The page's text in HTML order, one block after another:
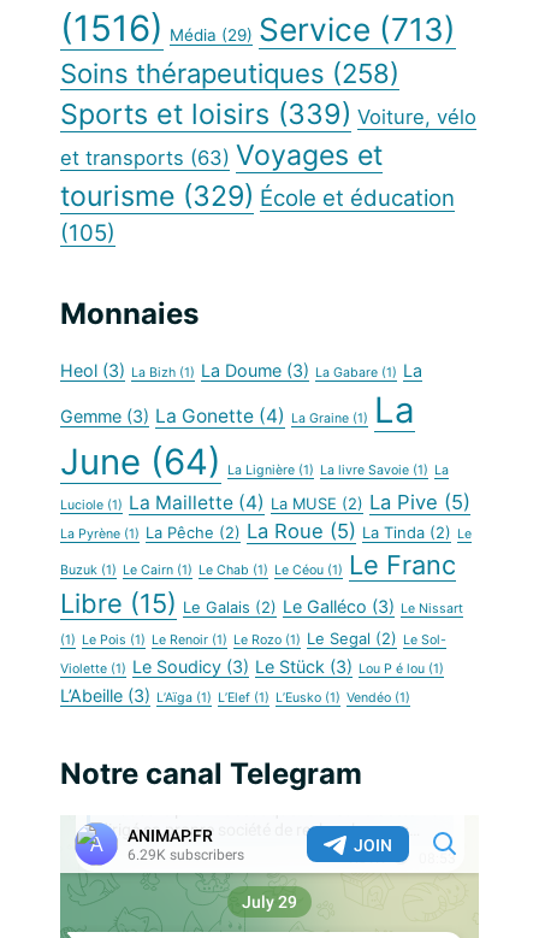
(1516) Média (29) Service (713)
Soins thérapeutiques (258)
Sports et loisirs (339) Voiture, vélo
et transports (63) Voyages et
tourisme (329) École et éducation
(105)
Monnaies
Heol (3) La Bizh (1) La Doume (3) La Gabare (1) La
Gemme (3) La Gonette (4) La Graine (1)
La
June (64) La Lignière (1) La livre Savoie (1) La
Luciole (1) La Maillette (4) La MUSE (2) La Pive (5)
La Pyrène (1) La Pêche (2) La Roue (5) La Tinda (2) Le
Buzuk (1) Le Cairn (1) Le Chab (1) Le Céou (1)
Le Franc
Libre (15) Le Galais (2) Le Galléco (3) Le Nissart
(1) Le Pois (1) Le Renoir (1) Le Rozo (1) Le Segal (2) Le Sol-
Violette (1) Le Soudicy (3) Le Stück (3) Lou P é lou (1)
L’Abeille (3) L’Aïga (1) L’Elef (1) L’Eusko (1) Vendéo (1)
Notre canal Telegram